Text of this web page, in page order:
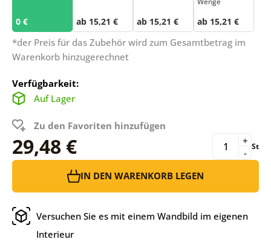
0 € ab 15,21 € ab 15,21 € ab 15,21 €
*der Preis für das Zubehör wird zum Gesamtbetrag im
Warenkorb hinzugerechnet
Verfügbarkeit:
Auf Lager
Zu den Favoriten hinzufügen
29,48 € -
+ St
IN DEN WARENKORB LEGEN
Versuchen Sie es mit einem Wandbild im eigenen
Interieur